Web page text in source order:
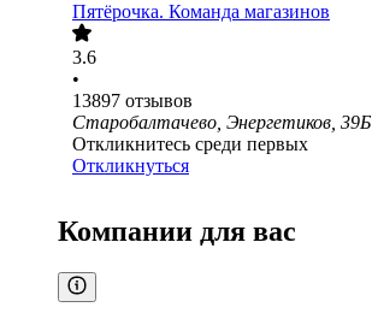
Пятёрочка. Команда магазинов
3.6
•
13897 отзывов
Старобалтачево, Энергетиков, 39Б
Откликнитесь среди первых
Откликнуться
Компании для вас